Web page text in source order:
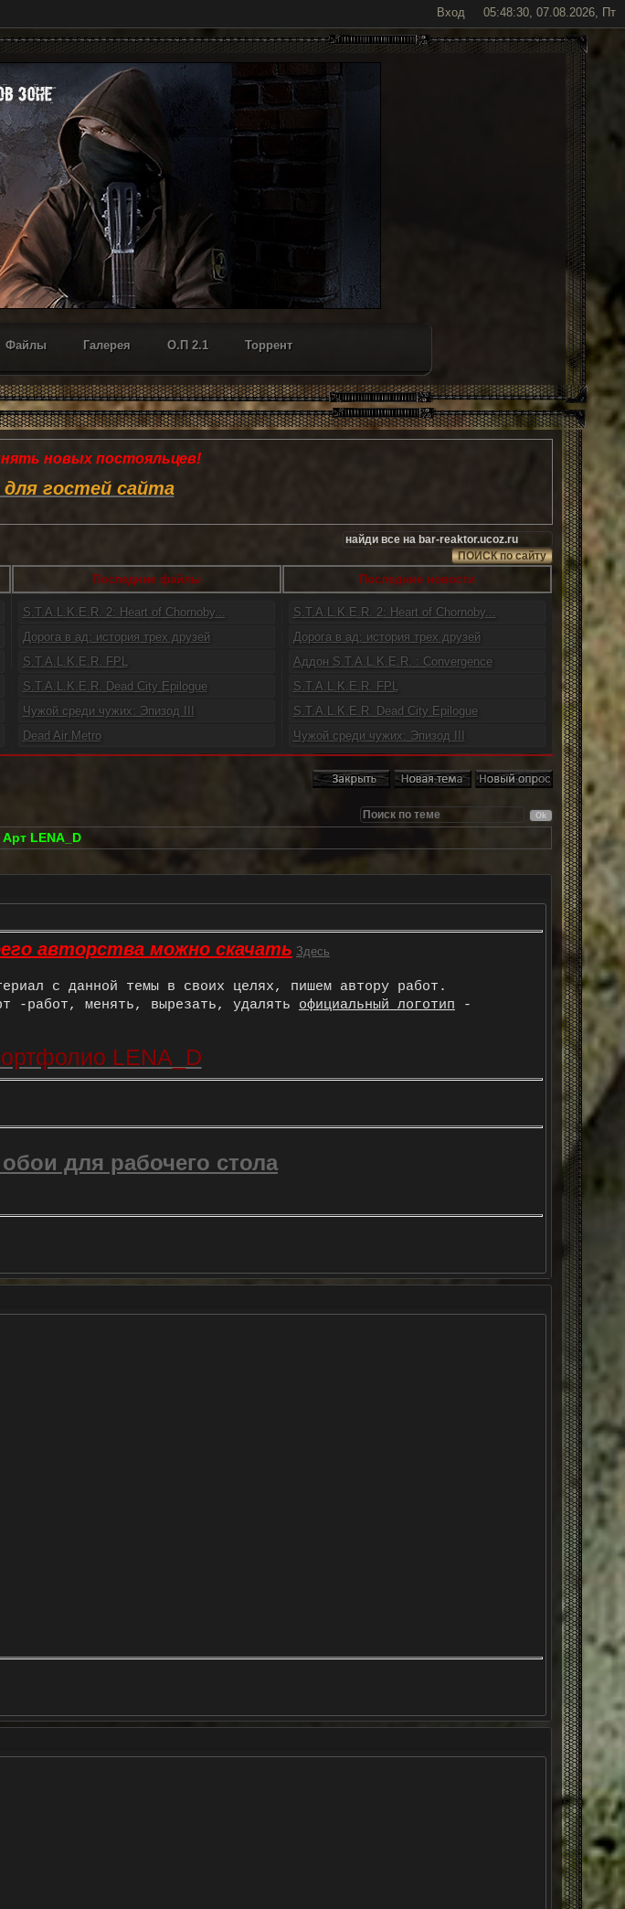
05:48:30, 07.08.2026, Пт
Вход
Файлы Галерея О.П 2.1 Торрент
новых постояльцев!
гостей сайта
Последние файлы Последние новости
S.T.A.L.K.E.R. 2: Heart of Chornoby...
Дорога в ад: история трех друзей
S.T.A.L.K.E.R. FPL
S.T.A.L.K.E.R. Dead City Epilogue
Чужой среди чужих: Эпизод III
Dead Air Metro
S.T.A.L.K.E.R. 2: Heart of Chornoby...
Дорога в ад: история трех друзей
Аддон S.T.A.L.K.E.R. : Convergence
S.T.A.L.K.E.R. FPL
S.T.A.L.K.E.R. Dead City Epilogue
Чужой среди чужих: Эпизод III
Арт LENA_D
авторства можно скачать Здесь
с данной темы в своих целях, пишем автору работ.
-работ, менять, вырезать, удалять официальный логотип -
LENA_D
для рабочего стола